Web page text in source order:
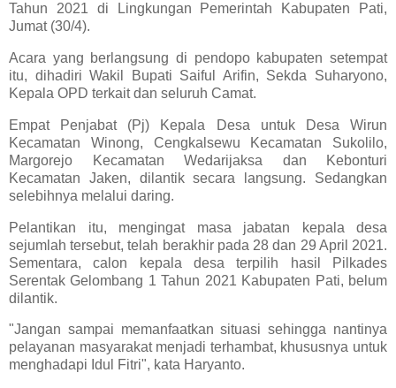
Tahun 2021 di Lingkungan Pemerintah Kabupaten Pati,
Jumat (30/4).
Acara yang berlangsung di pendopo kabupaten setempat
itu, dihadiri Wakil Bupati Saiful Arifin, Sekda Suharyono,
Kepala OPD terkait dan seluruh Camat.
Empat Penjabat (Pj) Kepala Desa untuk Desa Wirun
Kecamatan Winong, Cengkalsewu Kecamatan Sukolilo,
Margorejo Kecamatan Wedarijaksa dan Kebonturi
Kecamatan Jaken, dilantik secara langsung. Sedangkan
selebihnya melalui daring.
Pelantikan itu, mengingat masa jabatan kepala desa
sejumlah tersebut, telah berakhir pada 28 dan 29 April 2021.
Sementara, calon kepala desa terpilih hasil Pilkades
Serentak Gelombang 1 Tahun 2021 Kabupaten Pati, belum
dilantik.
"Jangan sampai memanfaatkan situasi sehingga nantinya
pelayanan masyarakat menjadi terhambat, khususnya untuk
menghadapi Idul Fitri", kata Haryanto.